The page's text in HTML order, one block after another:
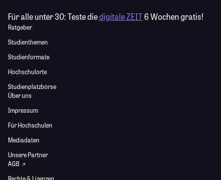
Für alle unter 30:Teste diedigitale ZEIT6 Wochen gratis!
Ratgeber
Studienthemen
Studienformate
Hochschulorte
Studienplatzbörse
Über uns
Impressum
Für Hochschulen
Mediadaten
Unsere Partner
AGB